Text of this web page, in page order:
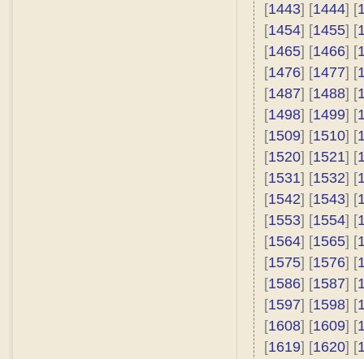
[1443] [1444] [
[1454] [1455] [
[1465] [1466] [
[1476] [1477] [
[1487] [1488] [
[1498] [1499] [
[1509] [1510] [
[1520] [1521] [
[1531] [1532] [
[1542] [1543] [
[1553] [1554] [
[1564] [1565] [
[1575] [1576] [
[1586] [1587] [
[1597] [1598] [
[1608] [1609] [
[1619] [1620] [